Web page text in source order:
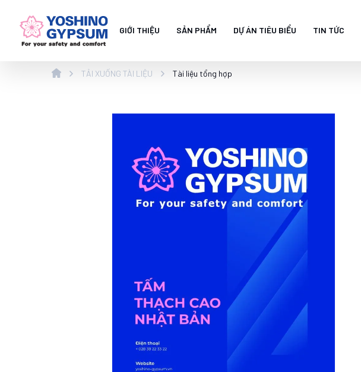
GIỚI THIỆU SẢN PHẨM DỰ ÁN TIÊU BIỂU TIN TỨC
TẢI XUỐNG TÀI LIỆU Tài liệu tổng hợp